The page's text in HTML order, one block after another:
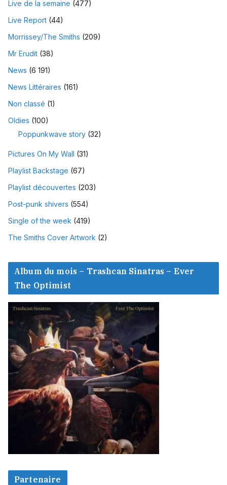
Live de la semaine (477)
Live Report (44)
Morrissey/The Smiths (209)
Mr Erudit (38)
News (6 191)
News Littéraires (161)
Non classé (1)
Oldies (100)
Poppunkwave story (32)
Pictures On My Wall (31)
Playlist Backstage (67)
Playlist découvertes (203)
Post-punk shivers (554)
Single of the week (419)
The Smiths Cover Artwork (2)
Album du mois – Trashcan Sinatras – Ever
The Optimist
Partenaire